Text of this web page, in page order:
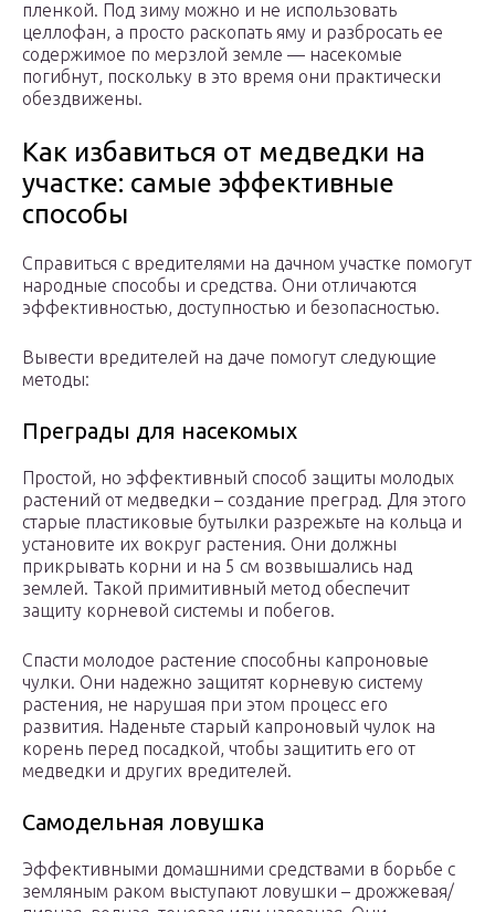
пленкой. Под зиму можно и не использовать
целлофан, а просто раскопать яму и разбросать ее
содержимое по мерзлой земле — насекомые
погибнут, поскольку в это время они практически
обездвижены.
Как избавиться от медведки на
участке: самые эффективные
способы
Справиться с вредителями на дачном участке помогут
народные способы и средства. Они отличаются
эффективностью, доступностью и безопасностью.
Вывести вредителей на даче помогут следующие
методы:
Преграды для насекомых
Простой, но эффективный способ защиты молодых
растений от медведки – создание преград. Для этого
старые пластиковые бутылки разрежьте на кольца и
установите их вокруг растения. Они должны
прикрывать корни и на 5 см возвышались над
землей. Такой примитивный метод обеспечит
защиту корневой системы и побегов.
Спасти молодое растение способны капроновые
чулки. Они надежно защитят корневую систему
растения, не нарушая при этом процесс его
развития. Наденьте старый капроновый чулок на
корень перед посадкой, чтобы защитить его от
медведки и других вредителей.
Самодельная ловушка
Эффективными домашними средствами в борьбе с
земляным раком выступают ловушки – дрожжевая/